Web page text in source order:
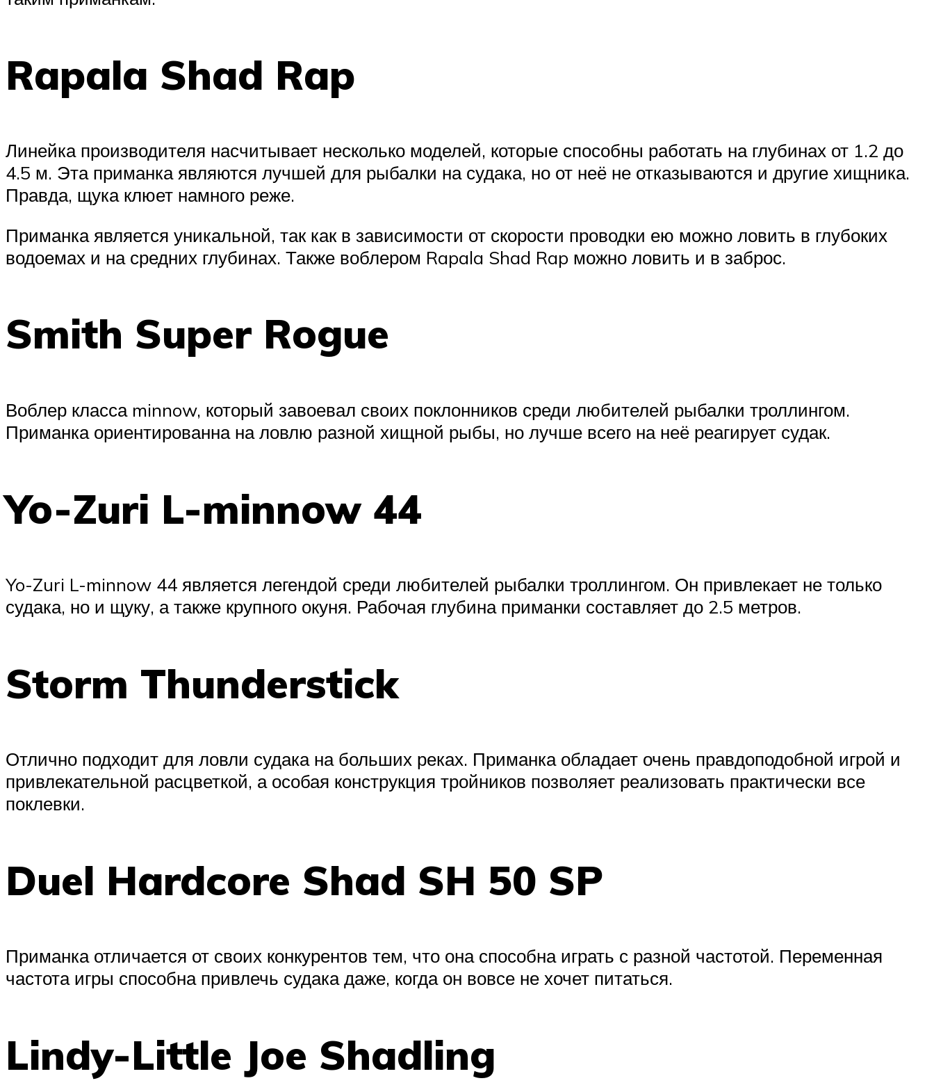
Rapala Shad Rap
Линейка производителя насчитывает несколько моделей, которые способны работать на глубинах от 1.2 до
4.5 м. Эта приманка являются лучшей для рыбалки на судака, но от неё не отказываются и другие хищника.
Правда, щука клюет намного реже.
Приманка является уникальной, так как в зависимости от скорости проводки ею можно ловить в глубоких
водоемах и на средних глубинах. Также воблером Rapala Shad Rap можно ловить и в заброс.
Smith Super Rogue
Воблер класса minnow, который завоевал своих поклонников среди любителей рыбалки троллингом.
Приманка ориентированна на ловлю разной хищной рыбы, но лучше всего на неё реагирует судак.
Yo-Zuri L-minnow 44
Yo-Zuri L-minnow 44 является легендой среди любителей рыбалки троллингом. Он привлекает не только
судака, но и щуку, а также крупного окуня. Рабочая глубина приманки составляет до 2.5 метров.
Storm Thunderstick
Отлично подходит для ловли судака на больших реках. Приманка обладает очень правдоподобной игрой и
привлекательной расцветкой, а особая конструкция тройников позволяет реализовать практически все
поклевки.
Duel Hardcore Shad SH 50 SP
Приманка отличается от своих конкурентов тем, что она способна играть с разной частотой. Переменная
частота игры способна привлечь судака даже, когда он вовсе не хочет питаться.
Lindy-Little Joe Shadling